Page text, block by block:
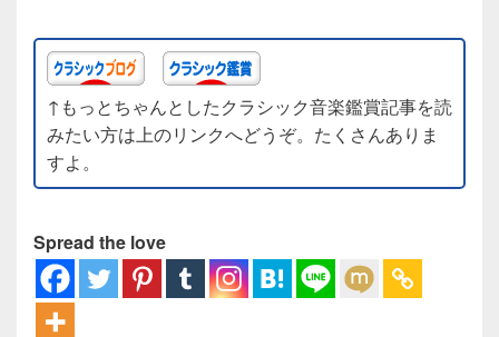
↑もっとちゃんとしたクラシック音楽鑑賞記事を読
みたい方は上のリンクへどうぞ。たくさんありま
すよ。
Spread the love